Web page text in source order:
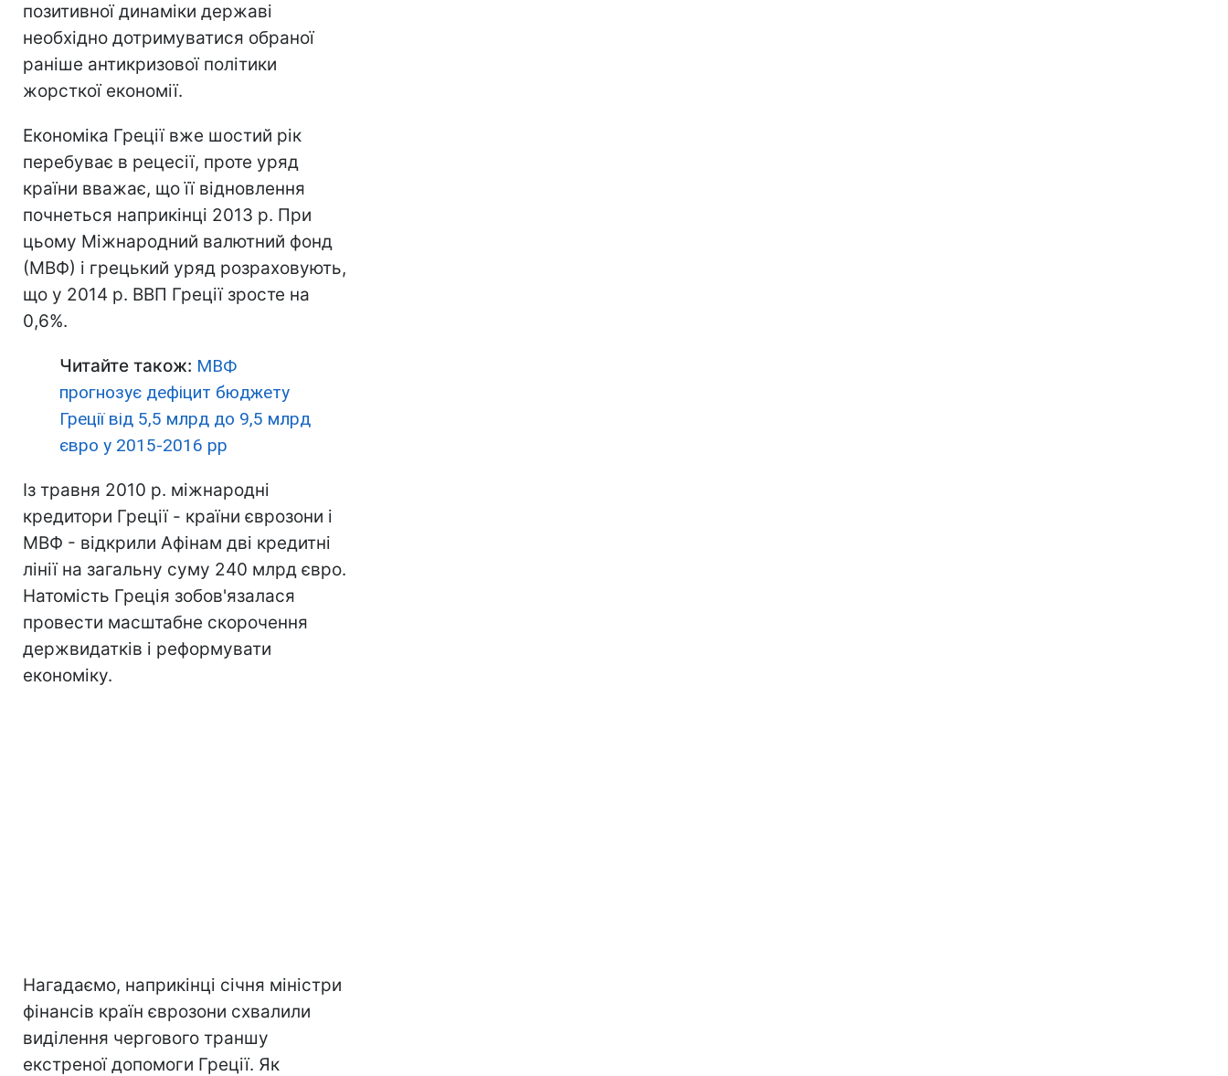
позитивної динаміки державі
необхідно дотримуватися обраної
раніше антикризової політики
жорсткої економії.
Економіка Греції вже шостий рік
перебуває в рецесії, проте уряд
країни вважає, що її відновлення
почнеться наприкінці 2013 р. При
цьому Міжнародний валютний фонд
(МВФ) і грецький уряд розраховують,
що у 2014 р. ВВП Греції зросте на
0,6%.
Читайте також: МВФ
прогнозує дефіцит бюджету
Греції від 5,5 млрд до 9,5 млрд
євро у 2015-2016 рр
Із травня 2010 р. міжнародні
кредитори Греції - країни єврозони і
МВФ - відкрили Афінам дві кредитні
лінії на загальну суму 240 млрд євро.
Натомість Греція зобов'язалася
провести масштабне скорочення
держвидатків і реформувати
економіку.
Нагадаємо, наприкінці січня міністри
фінансів країн єврозони схвалили
виділення чергового траншу
екстреної допомоги Греції. Як